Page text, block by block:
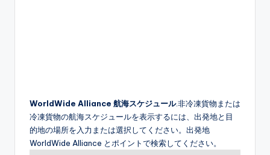
WorldWide Alliance 航海スケジュール.非冷凍貨物または
冷凍貨物の航海スケジュールを表示するには、出発地と目
的地の場所を入力または選択してください。出発地
WorldWide Alliance とポイントで検索してください。